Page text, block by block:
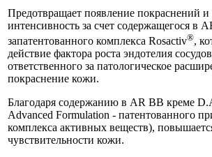
Предотвращает появление покраснений
интенсивность за счет содержащегося в
запатентованного комплекса Rosactiv®,
действие фактора роста эндотелия
ответственного за патологическое
покраснение кожи.
Благодаря содержанию в AR BB креме
Advanced Formulation - патентованного
комплекса активных веществ),
чувствительности кожи.